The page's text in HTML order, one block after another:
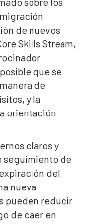
de nuevos
Skills Stream,
que se
de
y la
orientación
claros y
seguimiento de
del
nueva
pueden reducir
de caer en